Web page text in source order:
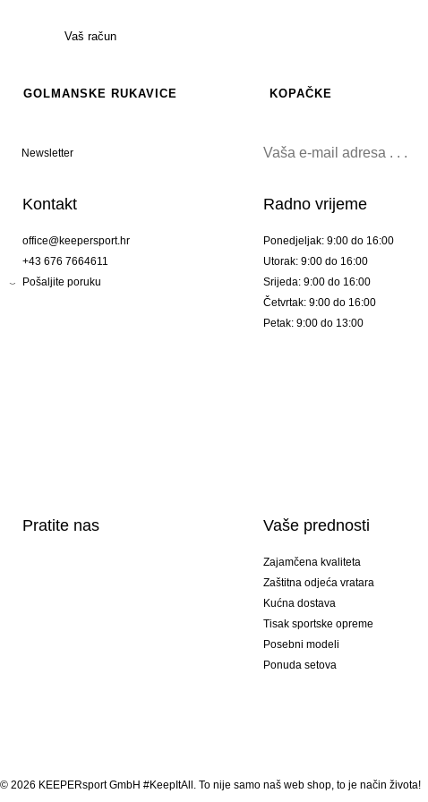
Vaš račun
GOLMANSKE RUKAVICE KOPAČKE
Newsletter
Kontakt
office@keepersport.hr
+43 676 7664611
Pošaljite poruku
Radno vrijeme
Ponedjeljak: 9:00 do 16:00
Utorak: 9:00 do 16:00
Srijeda: 9:00 do 16:00
Četvrtak: 9:00 do 16:00
Petak: 9:00 do 13:00
Pratite nas Vaše prednosti
Zajamčena kvaliteta
Zaštitna odjeća vratara
Kućna dostava
Tisak sportske opreme
Posebni modeli
Ponuda setova
© 2026 KEEPERsport GmbH #KeepItAll. To nije samo naš web shop, to je način života!